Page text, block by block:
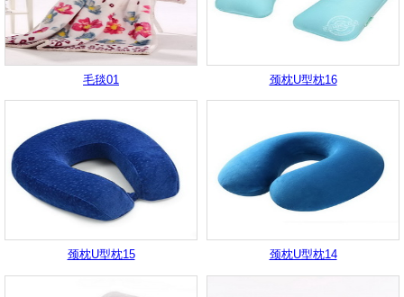
毛毯01 颈枕U型枕16
颈枕U型枕15 颈枕U型枕14